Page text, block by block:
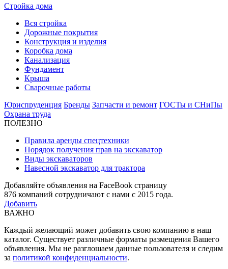
Стройка дома
Вся стройка
Дорожные покрытия
Конструкция и изделия
Коробка дома
Канализация
Фундамент
Крыша
Сварочные работы
Юриспруденция Бренды Запчасти и ремонт ГОСТы и СНиПы
Охрана труда
ПОЛЕЗНО
Правила аренды спецтехники
Порядок получения прав на экскаватор
Виды экскаваторов
Навесной экскаватор для трактора
Добавляйте объявления на FaceBook страницу
876 компаний сотрудничают с нами с 2015 года.
Добавить
ВАЖНО
Каждый желающий может добавить свою компанию в наш
каталог. Существует различные форматы размещения Вашего
объявления. Мы не разглошаем данные пользователя и следим
за политикой конфиденциальности.